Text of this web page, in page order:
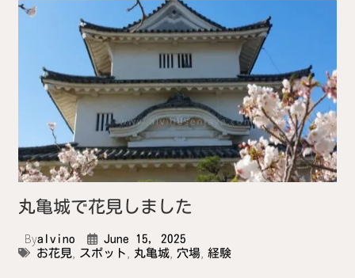
丸亀城で花見しました
Byalvino
June 15, 2025
お花見, スポット , 丸亀城, 穴場, 経験